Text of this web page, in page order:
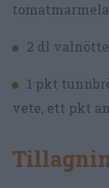
2 dl
1 pkt
vete, ett pkt